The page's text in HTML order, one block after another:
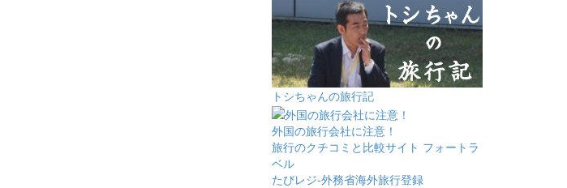
トシちゃんの旅行記
外国の旅行会社に注意！
旅行のクチコミと比較サイト フォートラ
ベル
たびレジ-外務省海外旅行登録